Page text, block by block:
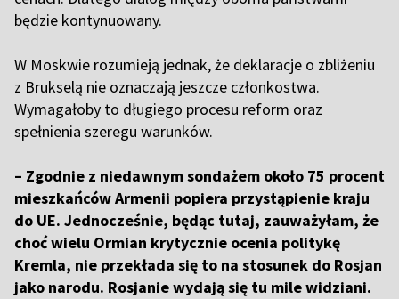
będzie kontynuowany.
W Moskwie rozumieją jednak, że deklaracje o zbliżeniu
z Brukselą nie oznaczają jeszcze członkostwa.
Wymagałoby to długiego procesu reform oraz
spełnienia szeregu warunków.
– Zgodnie z niedawnym sondażem około 75 procent
mieszkańców Armenii popiera przystąpienie kraju
do UE. Jednocześnie, będąc tutaj, zauważyłam, że
choć wielu Ormian krytycznie ocenia politykę
Kremla, nie przekłada się to na stosunek do Rosjan
jako narodu. Rosjanie wydają się tu mile widziani.